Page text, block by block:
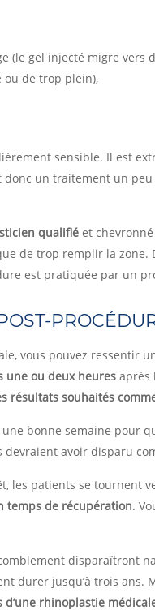
(le gel injecté migre vers
ou de trop plein),
sensible. Il est
donc un traitement un
qualifié et
de trop remplir la
est pratiquée par un
vous pouvez ressentir
une ou deux heures après
résultats souhaités
bonne semaine pour
devraient avoir disparu
les patients se
temps de récupération.
disparaîtront
durer jusqu’à trois
d’une rhinoplastie